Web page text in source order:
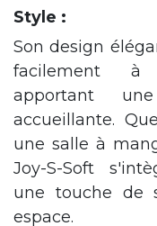
Style :
Son design
facilement à
apportant
accueillante.
une salle à
Joy-S-Soft
une touche de
espace.